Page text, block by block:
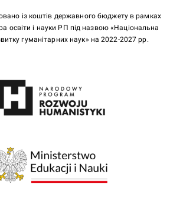
із коштів державного бюджету в рамках
освіти і науки РП під назвою «Національна
гуманітарних наук» на 2022-2027 рр.